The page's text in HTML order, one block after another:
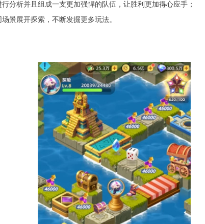
分析并且组成一支更加强悍的队伍，让胜利更加得心应手；
景展开探索，不断发掘更多玩法。